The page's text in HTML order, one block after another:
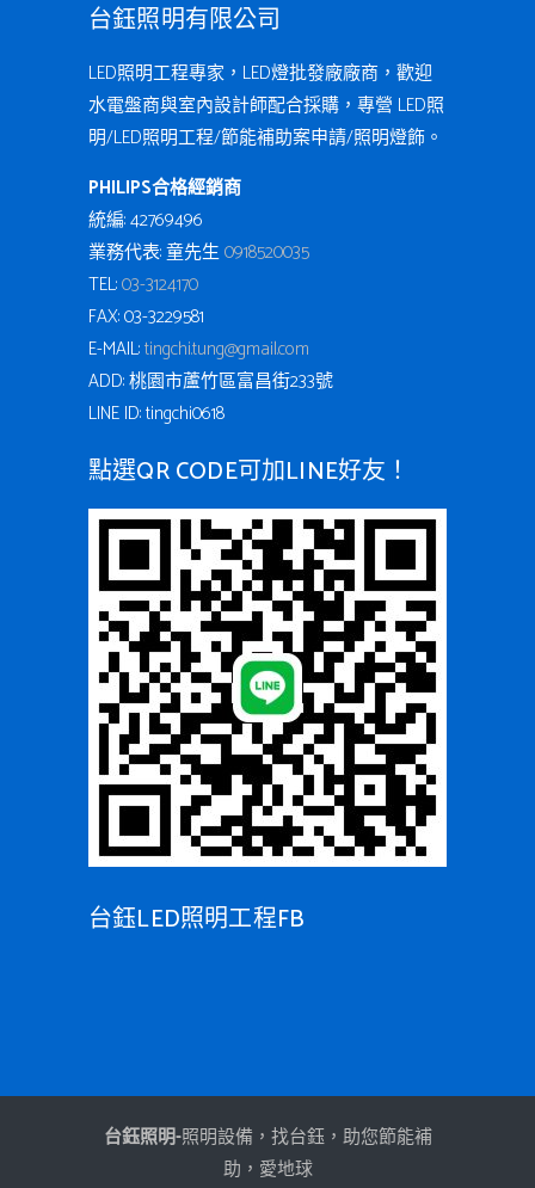
台鈺照明有限公司
LED照明工程專家，LED燈批發廠廠商，歡迎
水電盤商與室內設計師配合採購，專營 LED照
明/LED照明工程/節能補助案申請/照明燈飾。
PHILIPS合格經銷商
統編: 42769496
業務代表: 童先生0918520035
TEL:03-3124170
FAX: 03-3229581
E-MAIL:tingchi.tung@gmail.com
ADD: 桃園市蘆竹區富昌街233號
LINE ID: tingchi0618
點選QR CODE可加LINE好友！
台鈺LED照明工程FB
台鈺照明-照明設備，找台鈺，助您節能補
助，愛地球